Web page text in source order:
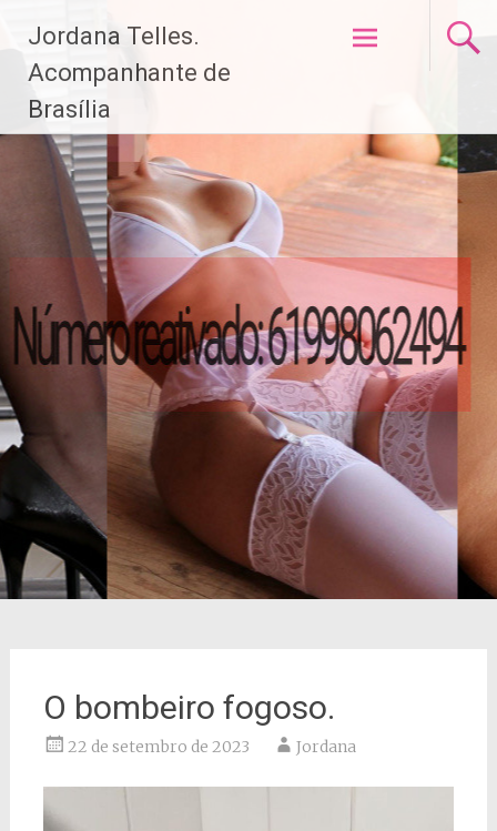
paraJordana Telles.
Acompanhante de
Brasília
O bombeiro fogoso.
22 de setembro de 2023 Jordana